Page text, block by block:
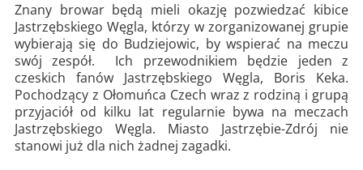
Znany browar będą mieli okazję pozwiedzać kibice
Jastrzębskiego Węgla, którzy w zorganizowanej grupie
wybierają się do Budziejowic, by wspierać na meczu
swój zespół. Ich przewodnikiem będzie jeden z
czeskich fanów Jastrzębskiego Węgla, Boris Keka.
Pochodzący z Ołomuńca Czech wraz z rodziną i grupą
przyjaciół od kilku lat regularnie bywa na meczach
Jastrzębskiego Węgla. Miasto Jastrzębie-Zdrój nie
stanowi już dla nich żadnej zagadki.